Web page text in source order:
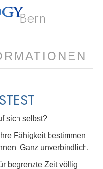
Bern
sich selbst?
Fähigkeit bestimmen
Ganz unverbindlich.
begrenzte Zeit völlig